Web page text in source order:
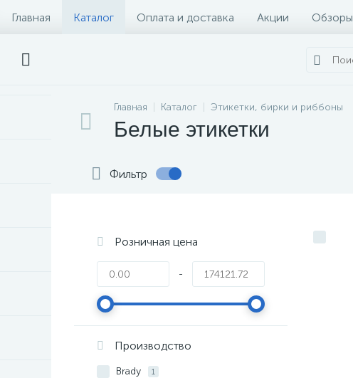
Главная Каталог Оплата и доставка Акции Обзоры
Главная Каталог Этикетки, бирки и риббоны
Белые этикетки
Фильтр
Розничная цена
-
Производство
Brady 1